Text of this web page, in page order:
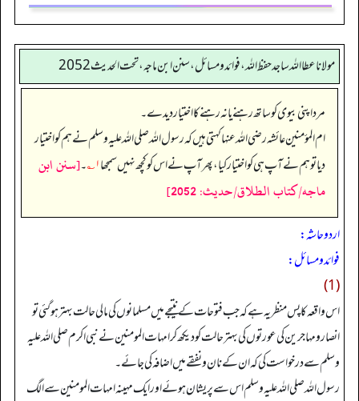
مولانا عطا الله ساجد حفظ الله، فوائد و مسائل، سنن ابن ماجه، تحت الحديث2052
مرد اپنی بیوی کو ساتھ رہنے یا نہ رہنے کا اختیار دیدے۔
ام المؤمنین عائشہ رضی اللہ عنہا کہتی ہیں کہ رسول اللہ صلی اللہ علیہ وسلم نے ہم کو اختیار
دیا تو ہم نے آپ ہی کو اختیار کیا، پھر آپ نے اس کو کچھ نہیں سمجھا۱؎ ۔[سنن ابن
ماجه/كتاب الطلاق/حدیث: 2052]
اردو حاشہ:
فوائد و مسائل:
(1)
اس واقعہ کا پس منظر یہ ہے کہ جب فتوحات کے نتیجے میں مسلمانوں کی مالی حالت بہتر ہوگئی تو
انصار و مہاجرین کی عورتوں کی بہتر حالت کو دیکھ کر امہات المومنین نے نبی اکرم صلی اللہ علیہ
وسلم سے درخواست کی کہ ان کے نان و نفقے میں اضافہ کی جائے۔
رسول اللہ صلی اللہ علیہ وسلم اس سے پریشان ہوئے اور ایک مہینہ امہات المومنین سے الگ